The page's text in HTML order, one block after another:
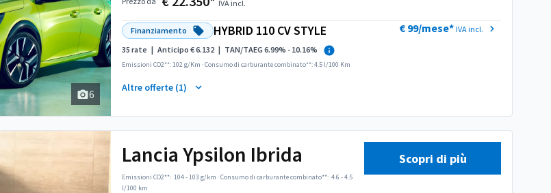
6
IVA incl.
Finanziamento HYBRID 110 CV STYLE
35 rate | Anticipo € 6.132 | TAN/TAEG 6.99% - 10.16%
Emissioni CO2**: 102 g/Km ·Consumo di carburante combinato**: 4.5 l/100 Km
€ 99/mese* IVA incl.
Altre offerte (1)
Cura dei dettagli e
bagagliaio da 352 litri.
Lancia Ypsilon Ibrida
Emissioni CO2**: 104 - 103 g/km ·Consumo di carburante combinato**: 4.6 - 4.5
l/100 km
Scopri di più